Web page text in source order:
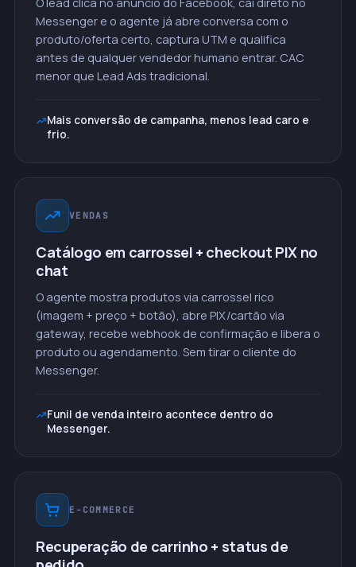
Messenger e o agente já abre conversa com o
produto/oferta certo, captura UTM e qualifica
antes de qualquer vendedor humano entrar. CAC
menor que Lead Ads tradicional.
Mais conversão de campanha, menos lead caro e
frio.
VENDAS
Catálogo em carrossel + checkout PIX no
chat
O agente mostra produtos via carrossel rico
(imagem + preço + botão), abre PIX/cartão via
gateway, recebe webhook de confirmação e libera o
produto ou agendamento. Sem tirar o cliente do
Messenger.
Funil de venda inteiro acontece dentro do
Messenger.
E-COMMERCE
Recuperação de carrinho + status de